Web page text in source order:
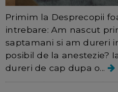
Primim la Desprecopii
intrebare: Am nascut
saptamani si am dureri
posibil de la anestezie?
dureri de cap dupa o...